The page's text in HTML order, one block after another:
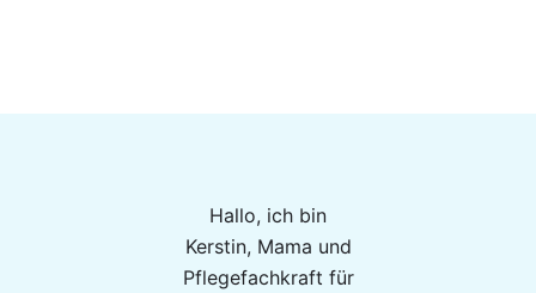
Hallo, ich bin
Kerstin, Mama und
Pflegefachkraft für